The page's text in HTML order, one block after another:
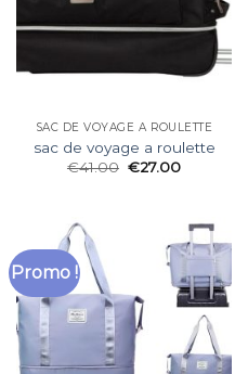
SAC DE VOYAGE A ROULETTE
sac de voyage a roulette
€41.00 €27.00
Promo !